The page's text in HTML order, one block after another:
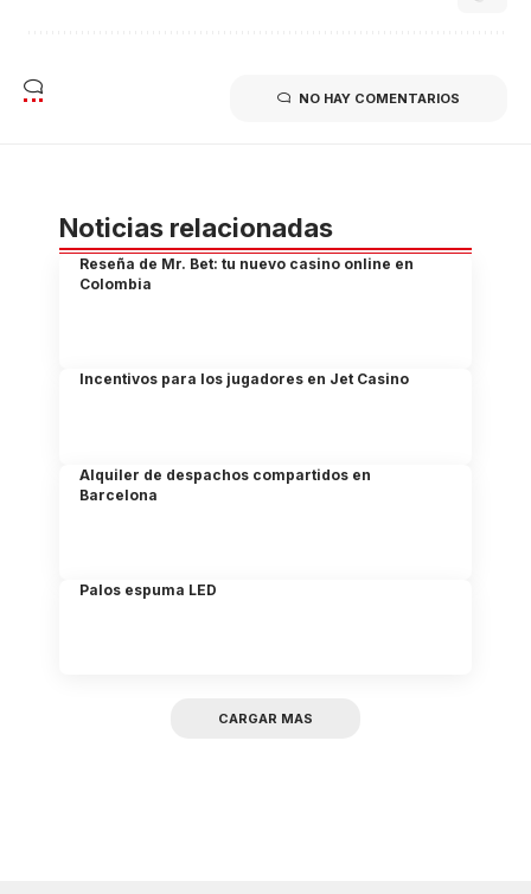
NO HAY COMENTARIOS
Noticias relacionadas
Reseña de Mr. Bet: tu nuevo casino online en
Colombia
Incentivos para los jugadores en Jet Casino
Alquiler de despachos compartidos en
Barcelona
Palos espuma LED
CARGAR MAS